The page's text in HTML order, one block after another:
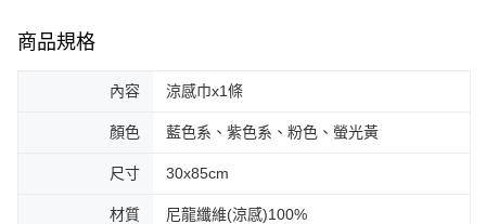
商品規格
內容 涼感巾x1條
顏色 藍色系、紫色系、粉色、螢光黃
尺寸 30x85cm
材質 尼龍纖維(涼感)100%